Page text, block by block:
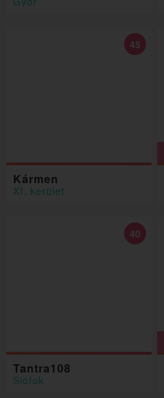
Kármen
XI. kerület
45
Tantra108
Siófok
40